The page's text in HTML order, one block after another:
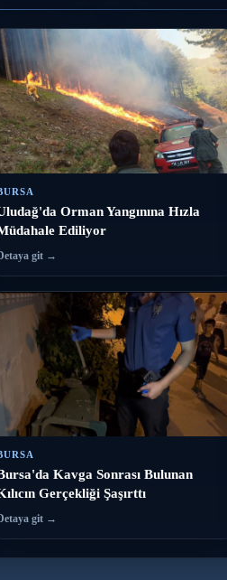
Orman Yangınına Hızla
Ediliyor
git →
Kavga Sonrası Bulunan
Gerçekliği Şaşırttı
git →